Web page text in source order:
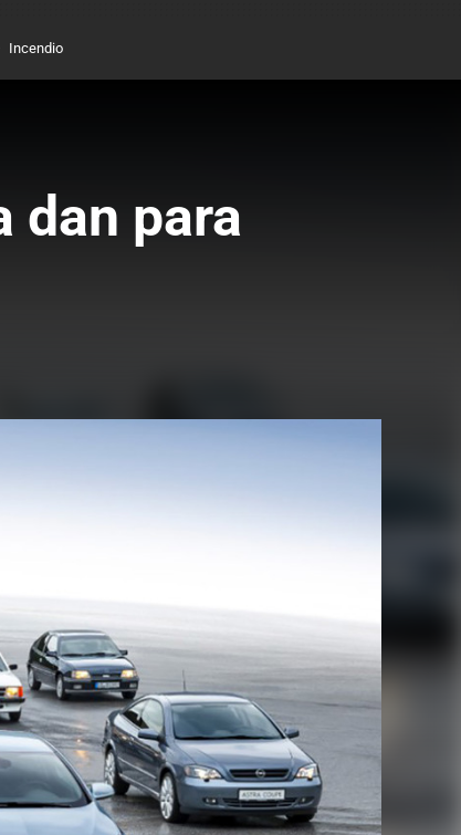
Incendio
dan para